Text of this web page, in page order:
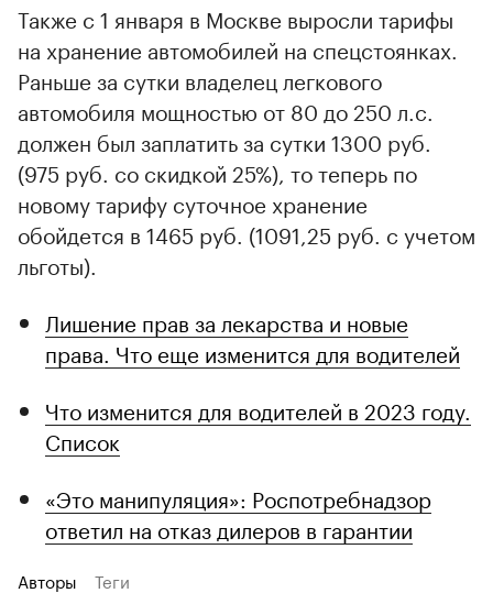
Также c 1 января в Москве выросли тарифы
на хранение автомобилей на спецстоянках.
Раньше за сутки владелец легкового
автомобиля мощностью от 80 до 250 л.с.
должен был заплатить за сутки 1300 руб.
(975 руб. со скидкой 25%), то теперь по
новому тарифу суточное хранение
обойдется в 1465 руб. (1091,25 руб. с учетом
льготы).
Лишение прав за лекарства и новые
права. Что еще изменится для водителей
Что изменится для водителей в 2023 году.
Список
«Это манипуляция»: Роспотребнадзор
ответил на отказ дилеров в гарантии
Авторы Теги